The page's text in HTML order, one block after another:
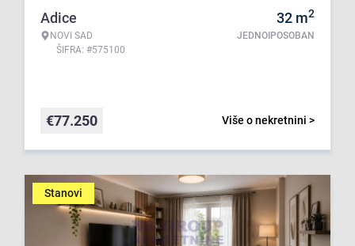
Adice
NOVI SAD
ŠIFRA: #575100
32 m2
JEDNOIPOSOBAN
Više o nekretnini >
€77.250
Stanovi